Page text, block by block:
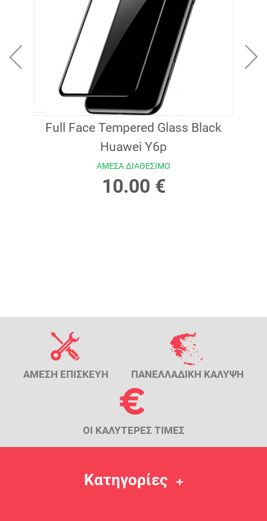
Full Face Tempered Glass Black
Huawei Y6p
ΑΜΕΣΑ ΔΙΑΘΕΣΙΜΟ
10.00 €
ΑΜΕΣΗ ΕΠΙΣΚΕΥΗ ΠΑΝΕΛΛΑΔΙΚΗ ΚΑΛΥΨΗ
ΟΙ ΚΑΛΥΤΕΡΕΣ ΤΙΜΕΣ
Κατηγορίες